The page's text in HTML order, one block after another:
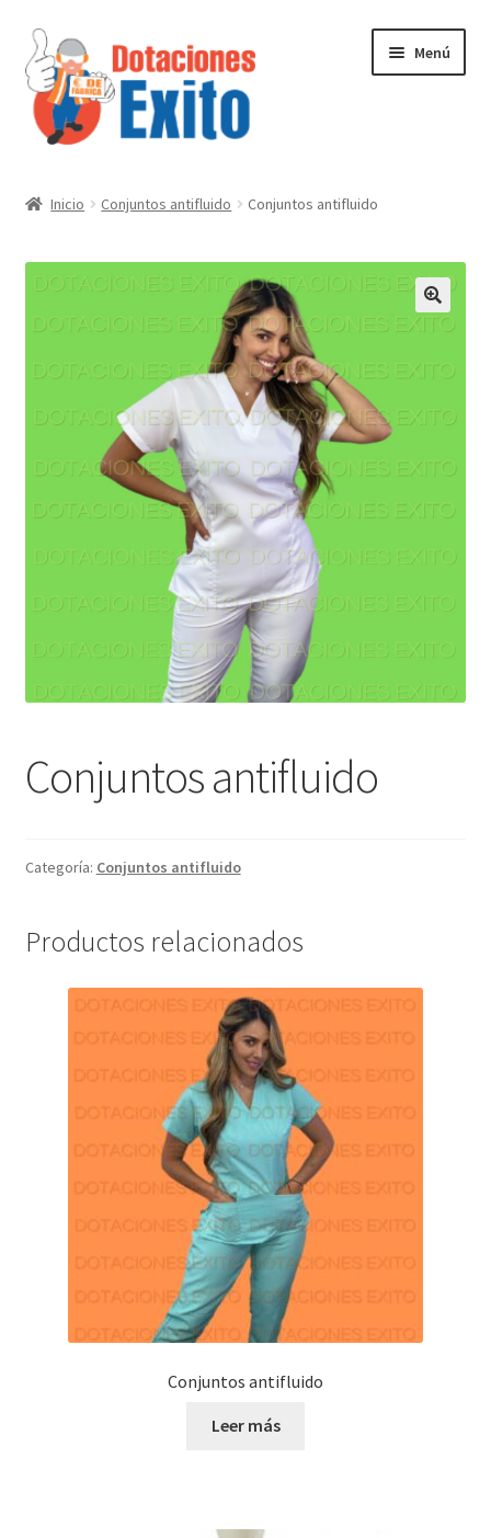
Ir
a
la
navegación
Ir
al
contenido
Menú
Contactenos
Inicio Conjuntos antifluido Conjuntos antifluido
Conjuntos antifluido
Categoría: Conjuntos antifluido
Productos relacionados
Conjuntos antifluido
Leer más